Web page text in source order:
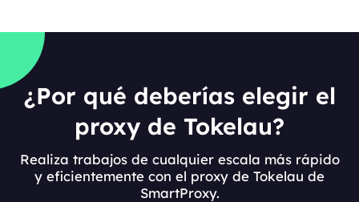
¿Por qué deberías elegir el
proxy de Tokelau?
Realiza trabajos de cualquier escala más rápido
y eficientemente con el proxy de Tokelau de
SmartProxy.